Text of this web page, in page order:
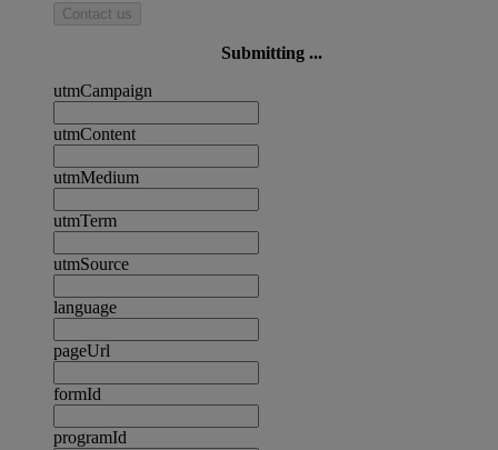
Contact us
Submitting ...
utmCampaign
utmContent
utmMedium
utmTerm
utmSource
language
pageUrl
formId
programId